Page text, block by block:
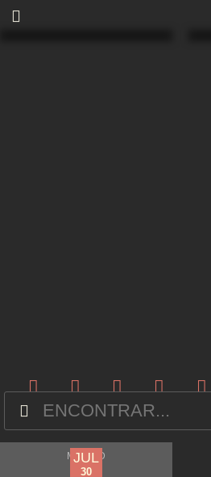
MADRID
JUN
09
JUL
30